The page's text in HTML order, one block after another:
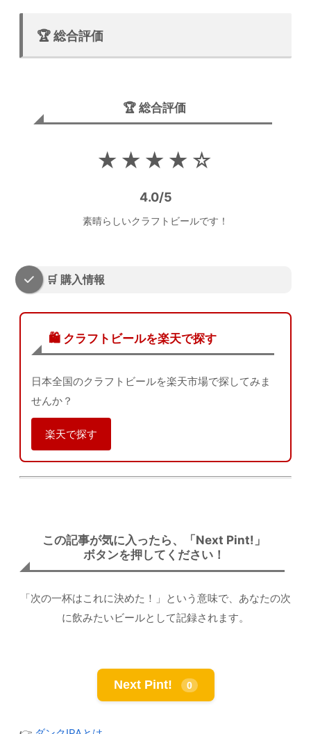
🏆 総合評価
🏆 総合評価
★★★★☆
4.0/5
素晴らしいクラフトビールです！
🛒 購入情報
🛍️ クラフトビールを楽天で探す
日本全国のクラフトビールを楽天市場で探してみま
せんか？
楽天で探す
この記事が気に入ったら、「Next Pint!」
ボタンを押してください！
「次の一杯はこれに決めた！」という意味で、あなたの次
に飲みたいビールとして記録されます。
Next Pint! 0